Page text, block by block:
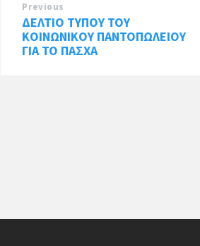
Previous
ΔΕΛΤΙΟ ΤΥΠΟΥ ΤΟΥ
ΚΟΙΝΩΝΙΚΟΥ ΠΑΝΤΟΠΩΛΕΙΟΥ
ΓΙΑ ΤΟ ΠΑΣΧΑ